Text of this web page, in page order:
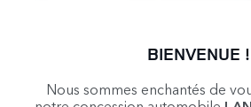
BIENVENUE !
Nous sommes enchantés de